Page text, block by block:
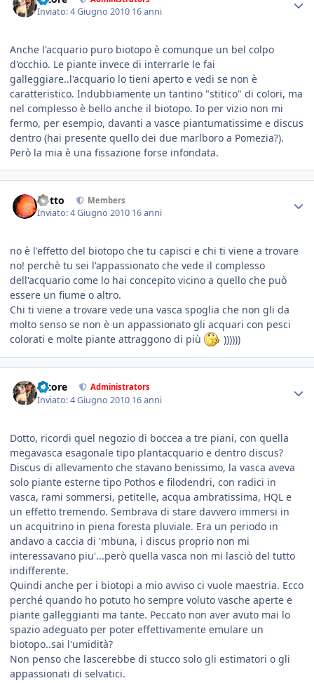
Inviato:4 Giugno 2010 16 anni
Anche l'acquario puro biotopo è comunque un bel colpo
d'occhio. Le piante invece di interrarle le fai
galleggiare..l'acquario lo tieni aperto e vedi se non è
caratteristico. Indubbiamente un tantino "stitico" di colori, ma
nel complesso è bello anche il biotopo. Io per vizio non mi
fermo, per esempio, davanti a vasce piantumatissime e discus
dentro (hai presente quello dei due marlboro a Pomezia?).
Però la mia è una fissazione forse infondata.
dotto Members
Inviato:4 Giugno 2010 16 anni
no è l'effetto del biotopo che tu capisci e chi ti viene a trovare
no! perchè tu sei l'appassionato che vede il complesso
dell'acquario come lo hai concepito vicino a quello che può
essere un fiume o altro.
Chi ti viene a trovare vede una vasca spoglia che non gli da
molto senso se non è un appassionato gli acquari con pesci
colorati e molte piante attraggono di più
))))))
tatore Administrators
Inviato:4 Giugno 2010 16 anni
Dotto, ricordi quel negozio di boccea a tre piani, con quella
megavasca esagonale tipo plantacquario e dentro discus?
Discus di allevamento che stavano benissimo, la vasca aveva
solo piante esterne tipo Pothos e filodendri, con radici in
vasca, rami sommersi, petitelle, acqua ambratissima, HQL e
un effetto tremendo. Sembrava di stare davvero immersi in
un acquitrino in piena foresta pluviale. Era un periodo in
andavo a caccia di 'mbuna, i discus proprio non mi
interessavano piu'...però quella vasca non mi lasciò del tutto
indifferente.
Quindi anche per i biotopi a mio avviso ci vuole maestria. Ecco
perché quando ho potuto ho sempre voluto vasche aperte e
piante galleggianti ma tante. Peccato non aver avuto mai lo
spazio adeguato per poter effettivamente emulare un
biotopo..sai l'umidità?
Non penso che lascerebbe di stucco solo gli estimatori o gli
appassionati di selvatici.